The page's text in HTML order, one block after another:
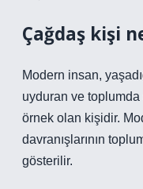
Çağdaş kişi
Modern insan,
uyduran ve toplumda
örnek olan kişidir.
davranışlarının
gösterilir.